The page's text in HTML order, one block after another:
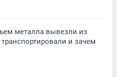
металла вывезли из
и зачем